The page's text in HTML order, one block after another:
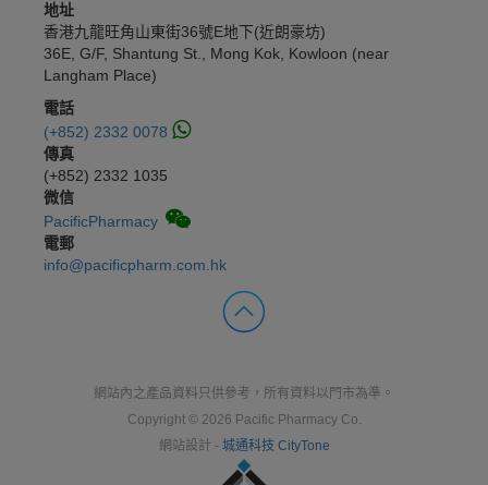
地址
香港九龍旺角山東街36號E地下(近朗豪坊)
36E, G/F, Shantung St., Mong Kok, Kowloon (near
Langham Place)
電話
(+852) 2332 0078
傳真
(+852) 2332 1035
微信
PacificPharmacy
電郵
info@pacificpharm.com.hk
網站內之產品資料只供參考，所有資料以門市為準。
Copyright © 2026 Pacific Pharmacy Co.
網站設計 - 城通科技 CityTone